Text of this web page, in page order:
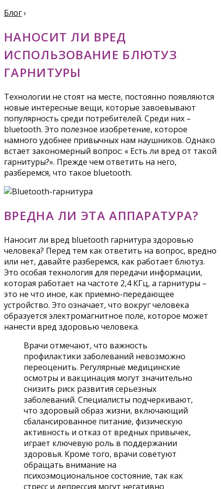
Блог›
НАНОСИТ ЛИ ВРЕД
ИСПОЛЬЗОВАНИЕ БЛЮТУЗ
ГАРНИТУРЫ
Технологии не стоят на месте, постоянно появляются
новые интересные вещи, которые завоевывают
популярность среди потребителей. Среди них –
bluetooth. Это полезное изобретение, которое
намного удобнее привычных нам наушников. Однако
встает закономерный вопрос: « Есть ли вред от такой
гарнитуры?». Прежде чем ответить на него,
разберемся, что такое bluetooth.
ВРЕДНА ЛИ ЭТА АППАРАТУРА?
Наносит ли вред bluetooth гарнитура здоровью
человека? Перед тем как ответить на вопрос, вредно
или нет, давайте разберемся, как работает блютуз.
Это особая технология для передачи информации,
которая работает на частоте 2,4 КГц, а гарнитуры –
это не что иное, как приемно-передающее
устройство. Это означает, что вокруг человека
образуется электромагнитное поле, которое может
нанести вред здоровью человека.
Врачи отмечают, что важность
профилактики заболеваний невозможно
переоценить. Регулярные медицинские
осмотры и вакцинация могут значительно
снизить риск развития серьезных
заболеваний. Специалисты подчеркивают,
что здоровый образ жизни, включающий
сбалансированное питание, физическую
активность и отказ от вредных привычек,
играет ключевую роль в поддержании
здоровья. Кроме того, врачи советуют
обращать внимание на
психоэмоциональное состояние, так как
стресс и депрессия могут негативно